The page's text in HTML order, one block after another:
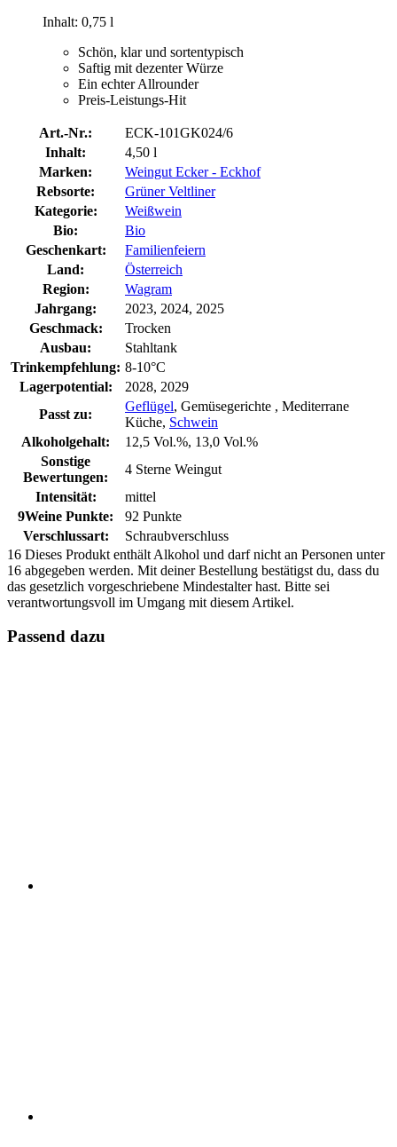
Inhalt: 0,75 l
Schön, klar und sortentypisch
Saftig mit dezenter Würze
Ein echter Allrounder
Preis-Leistungs-Hit
Art.-Nr.:
ECK-101GK024/6
Inhalt:
4,50 l
Marken:
Weingut Ecker - Eckhof
Rebsorte:
Grüner Veltliner
Kategorie:
Weißwein
Bio:
Bio
Geschenkart:
Familienfeiern
Land:
Österreich
Region:
Wagram
Jahrgang:
2023, 2024, 2025
Geschmack:
Trocken
Ausbau:
Stahltank
Trinkempfehlung: 8-10°C
Lagerpotential:
2028, 2029
Passt zu:
Geflügel, Gemüsegerichte , Mediterrane
Küche, Schwein
Alkoholgehalt:
12,5 Vol.%, 13,0 Vol.%
Sonstige
Bewertungen:
4 Sterne Weingut
Intensität:
mittel
9Weine Punkte:
92 Punkte
Verschlussart:
Schraubverschluss
16 Dieses Produkt enthält Alkohol und darf nicht an Personen unter
16 abgegeben werden. Mit deiner Bestellung bestätigst du, dass du
das gesetzlich vorgeschriebene Mindestalter hast. Bitte sei
verantwortungsvoll im Umgang mit diesem Artikel.
Passend dazu